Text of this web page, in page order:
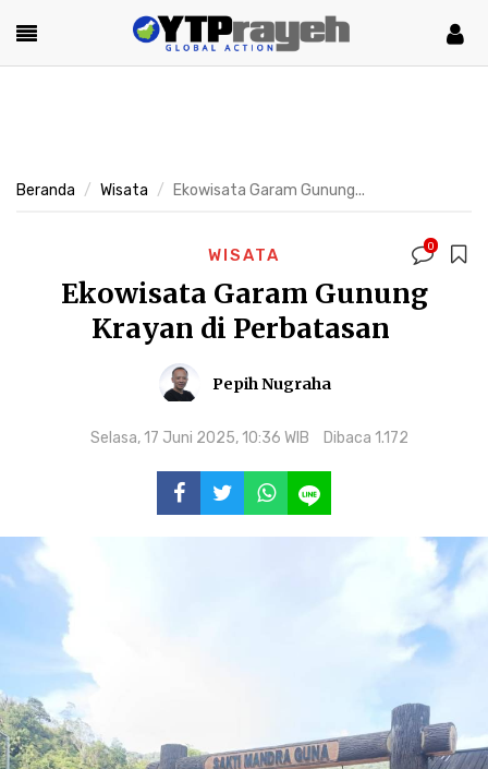
Beranda Wisata Ekowisata Garam Gunung...
WISATA 0
Ekowisata Garam Gunung
Krayan di Perbatasan
Pepih Nugraha
Selasa, 17 Juni 2025, 10:36 WIB Dibaca 1.172